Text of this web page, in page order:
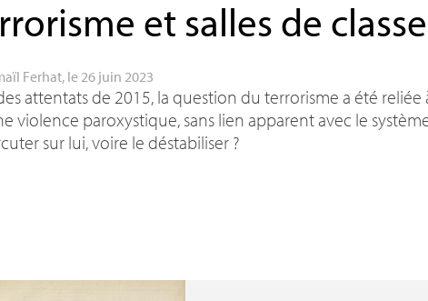
et salles de classe
Ferhat, le 26 juin 2023
attentats de 2015, la question du terrorisme a été
violence paroxystique, sans lien apparent avec le
sur lui, voire le déstabiliser ?